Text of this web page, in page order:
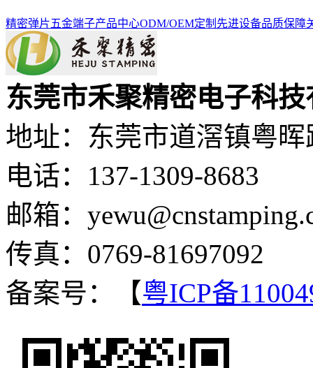
精密弹片五金端子产品中心ODM/OEM定制 先进设备品质保障
东莞市禾聚精密电子科
地址：东莞市道滘镇粤晖
电话：137-1309-8683
邮箱：
传真：0769-81697092
备案号：【粤ICP备